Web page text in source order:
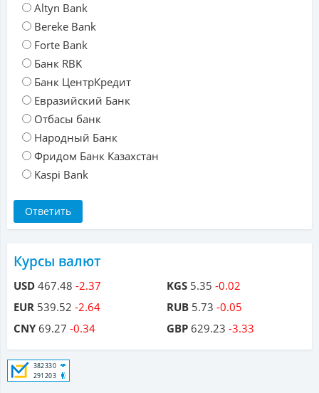
Altyn Bank
Bereke Bank
Forte Bank
Банк RBK
Банк ЦентрКредит
Евразийский Банк
Отбасы банк
Народный Банк
Фридом Банк Казахстан
Kaspi Bank
Курсы валют
USD 467.48 -2.37
EUR 539.52 -2.64
CNY69.27 -0.34
KGS 5.35 -0.02
RUB 5.73 -0.05
GBP 629.23 -3.33